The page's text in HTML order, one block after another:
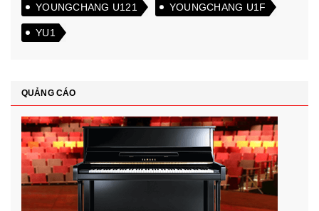
YOUNGCHANG U121 YOUNGCHANG U1F
YU1
QUẢNG CÁO